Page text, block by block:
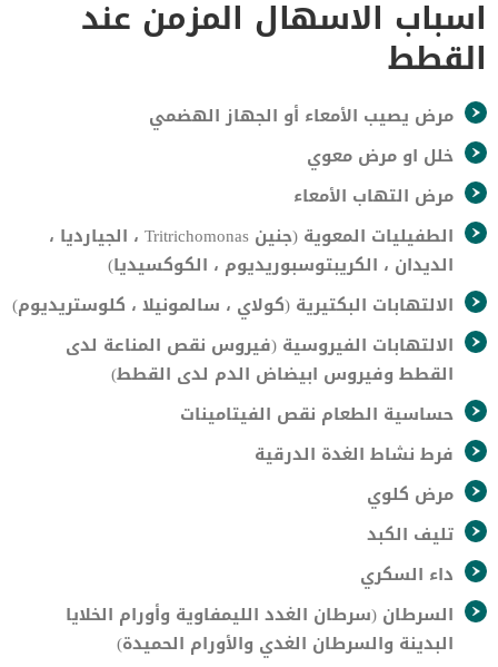
اسباب الاسهال المزمن عند
القطط
مرض يصيب الأمعاء أو الجهاز الهضمي
خلل او مرض معوي
مرض التهاب الأمعاء
الطفيليات المعوية (جنين Tritrichomonas ، الجيارديا ،
الديدان ، الكريبتوسبوريديوم ، الكوكسيديا)
الالتهابات البكتيرية (كولاي ، سالمونيلا ، كلوستريديوم)
الالتهابات الفيروسية (فيروس نقص المناعة لدى
القطط وفيروس ابيضاض الدم لدى القطط)
حساسية الطعام نقص الفيتامينات
فرط نشاط الغدة الدرقية
مرض كلوي
تليف الكبد
داء السكري
السرطان (سرطان الغدد الليمفاوية وأورام الخلايا
البدينة والسرطان الغدي والأورام الحميدة)